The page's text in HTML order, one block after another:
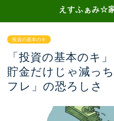
えすふぁみ☆
投資の基本のキ
「投資の基本のキ
貯金だけじゃ減っ
フレ」の恐ろしさ